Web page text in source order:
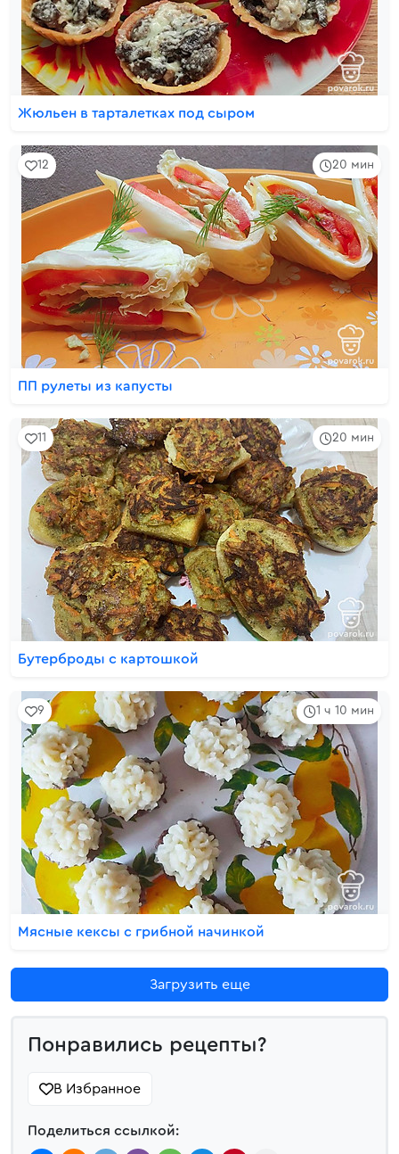
Жюльен в тарталетках под сыром
20 мин
12
ПП рулеты из капусты
20 мин
11
Бутерброды с картошкой
1 ч 10 мин
9
Мясные кексы с грибной начинкой
Загрузить еще
Понравились рецепты?
В Избранное
Поделиться ссылкой: